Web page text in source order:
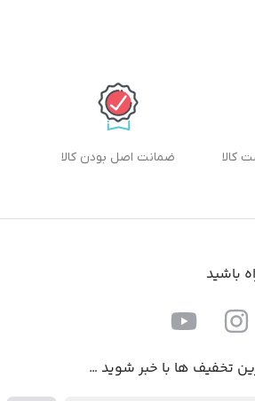
ضمانت اصل بودن کالا
باشید
تخفیف ها با خبر شوید …